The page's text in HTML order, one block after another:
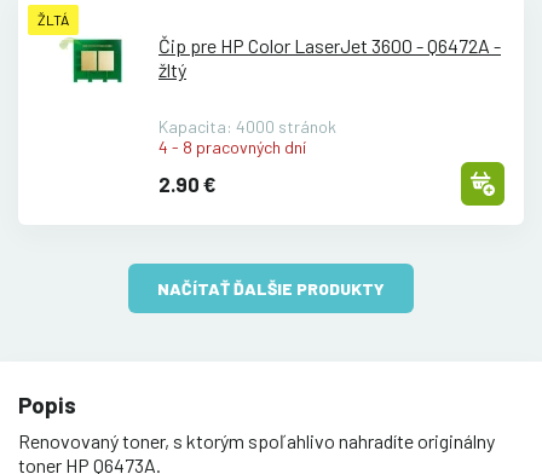
ŽLTÁ
Čip pre HP Color LaserJet 3600 - Q6472A -
žltý
Kapacita: 4000 stránok
4 - 8 pracovných dní
2.90 €
NAČÍTAŤ ĎALŠIE PRODUKTY
Popis
Renovovaný toner, s ktorým spoľahlivo nahradíte originálny
toner HP Q6473A.